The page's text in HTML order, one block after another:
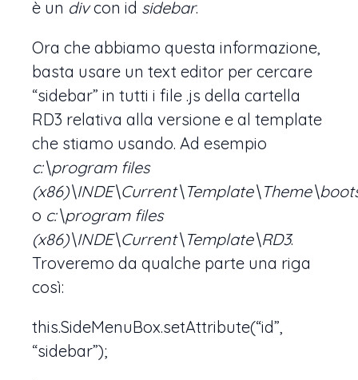
è un divcon id sidebar.
Ora che abbiamo questa informazione,
basta usare un text editor per cercare
“sidebar” in tutti i file .js della cartella
RD3 relativa alla versione e al template
che stiamo usando. Ad esempio
c:\program files
o c:\program files
(x86)\INDE\Current\Template\RD3.
Troveremo da qualche parte una riga
così:
this.SideMenuBox.setAttribute(“id”,
“sidebar”);